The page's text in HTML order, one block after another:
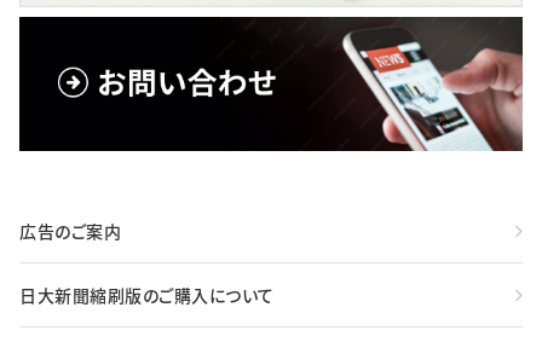
広告のご案内
日大新聞縮刷版のご購入について